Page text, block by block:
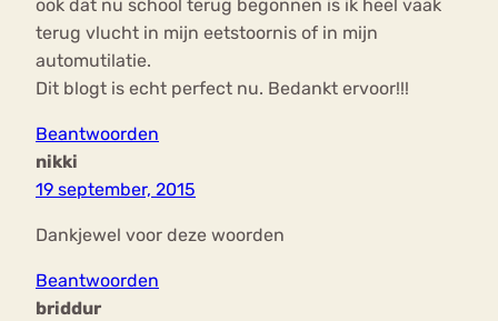
ook dat nu school terug begonnen is ik heel vaak
terug vlucht in mijn eetstoornis of in mijn
automutilatie.
Dit blogt is echt perfect nu. Bedankt ervoor!!!
Beantwoorden
nikki
19 september, 2015
Dankjewel voor deze woorden
Beantwoorden
briddur